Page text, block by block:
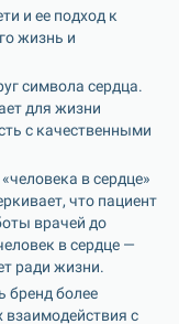
и ее подход к
жизнь и
символа сердца.
для жизни
с качественными
в сердце»
что пациент
врачей до
в сердце —
ради жизни.
бренд более
с